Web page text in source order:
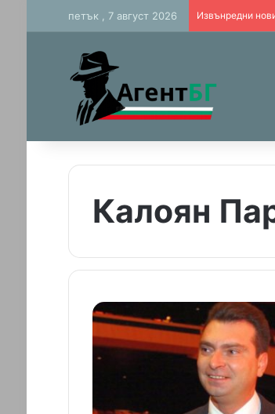
петък , 7 август 2026 Извънредни
Калоян